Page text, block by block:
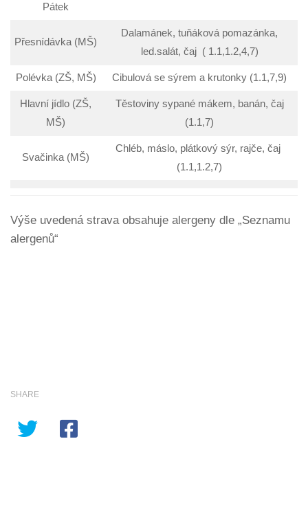
Pátek
Přesnídávka (MŠ)
Dalamánek, tuňáková pomazánka,
led.salát, čaj ( 1.1,1.2,4,7)
Polévka (ZŠ, MŠ) Cibulová se sýrem a krutonky (1.1,7,9)
Hlavní jídlo (ZŠ,
MŠ)
Těstoviny sypané mákem, banán, čaj
(1.1,7)
Svačinka (MŠ)
Chléb, máslo, plátkový sýr, rajče, čaj
(1.1,1.2,7)
Výše uvedená strava obsahuje alergeny dle „Seznamu
alergenů“
SHARE